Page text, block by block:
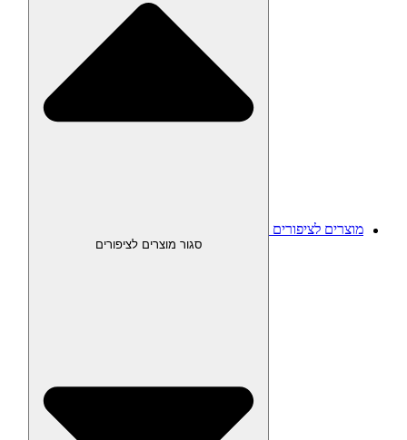
מוצרים לציפורים
סגור מוצרים לציפורים